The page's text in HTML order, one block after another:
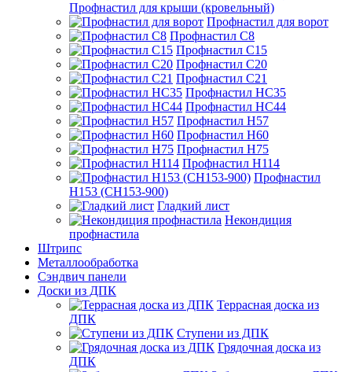
Профнастил для крыши (кровельный)
Профнастил для ворот
Профнастил С8
Профнастил С15
Профнастил С20
Профнастил С21
Профнастил НС35
Профнастил НС44
Профнастил Н57
Профнастил Н60
Профнастил Н75
Профнастил Н114
Профнастил
Н153 (СН153-900)
Гладкий лист
Некондиция
профнастила
Штрипс
Металлообработка
Сэндвич панели
Доски из ДПК
Террасная доска из
ДПК
Ступени из ДПК
Грядочная доска из
ДПК